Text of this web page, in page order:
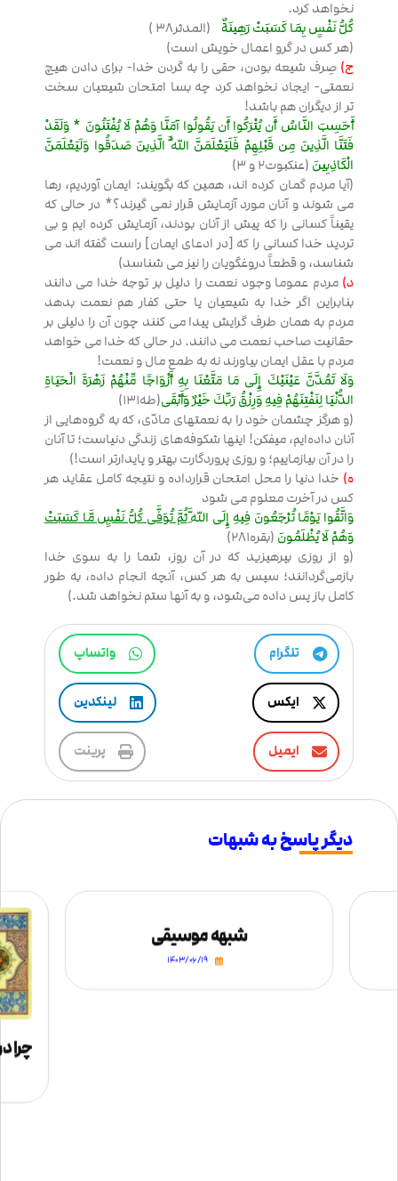
نخواهد کرد.
كُلُّ نَفْسٍ بِمَا كَسَبَتْ رَهِينَةٌ
(المدثر38 )
(هر کس در گرو اعمال خویش است)
ج) صِرف شیعه بودن، حقی را به گردن خدا- برای دادن هیچ
نعمتی- ایجاد نخواهد کرد چه بسا امتحان شیعیان سخت
تر از دیگران هم باشد!
أَحَسِبَ النَّاسُ أَن يُتْرَكُوا أَن يَقُولُوا آمَنَّا وَهُمْ لَا يُفْتَنُونَ * وَلَقَدْ
فَتَنَّا الَّذِينَ مِن قَبْلِهِمْ فَلَيَعْلَمَنَّ اللَّهُ الَّذِينَ صَدَقُوا وَلَيَعْلَمَنَّ
الْكَاذِبِينَ (عنکبوت2 و 3)
(آیا مردم گمان کرده اند، همین که بگویند: ایمان آوردیم، رها
می شوند و آنان مورد آزمایش قرار نمی گیرند؟* در حالی که
یقیناً کسانی را که پیش از آنان بودند، آزمایش کرده ایم و بی
تردید خدا کسانی را که [در ادعای ایمان] راست گفته اند می
شناسد، و قطعاً دروغگویان را نیز می شناسد)
د) مردم عموما وجود نعمت را دلیل بر توجه خدا می دانند
بنابراین اگر خدا به شیعیان یا حتی کفار هم نعمت بدهد
مردم به همان طرف گرایش پیدا می کنند چون آن را دلیلی بر
حقانیت صاحب نعمت می دانند. در حالی که خدا می خواهد
مردم با عقل ایمان بیاورند نه به طمع مال و نعمت!
وَلَا تَمُدَّنَّ عَيْنَيْكَ إِلَى مَا مَتَّعْنَا بِهِ أَزْوَاجًا مِّنْهُمْ زَهْرَةَ الْحَيَاةِ
الدُّنْيَا لِنَفْتِنَهُمْ فِيهِ وَرِزْقُ رَبِّكَ خَيْرٌ وَأَبْقَى(طه131)
(و هرگز چشمان خود را به نعمتهای مادّی، که به گروه‌هایی از
آنان داده‌ایم، میفکن! اینها شکوفه‌های زندگی دنیاست؛ تا آنان
را در آن بیازماییم؛ و روزی پروردگارت بهتر و پایدارتر است!)
ه) خدا دنیا را محل امتحان قرارداده و نتیجه کامل عقاید هر
کس در آخرت معلوم می شود
وَاتَّقُوا يَوْمًا تُرْجَعُونَ فِيهِ إِلَى اللَّهِثُمَّ تُوَفَّى كُلُّ نَفْسٍ مَّا كَسَبَتْ
وَهُمْ لَا يُظْلَمُونَ (بقره281)
(و از روزی بپرهیزید که در آن روز، شما را به سوی خدا
بازمی‌گردانند؛ سپس به هر کس، آنچه انجام داده، به طور
کامل باز پس داده می‌شود، و به آنها ستم نخواهد شد.)
تلگرام واتساپ
ایکس لینکدین
ایمیل پرینت
دیگر پاسخ به شبهات
چرا
شبهه موسیقی
۱۴۰۳/۰۶/۱۹